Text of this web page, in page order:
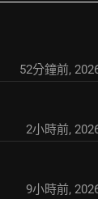
52分鐘前,
2小時前,
9小時前,